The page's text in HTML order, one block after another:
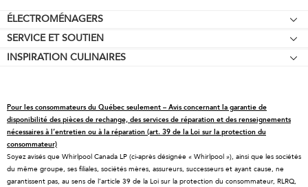
Footer
ÉLECTROMÉNAGERS
Tables de cuisson
Fours encastrés
Fours à micro-ondes
Lave-vaisselle
Broyeurs et compacteurs
Hottes et ventilation
SERVICE ET SOUTIEN
Garantie d'égalisation des prix
Pièces de rechange
Programmes d’entretien
Retours et échanges
Ressources
INSPIRATION CULINAIRES
Contactez-nous
À propos de KitchenAid
Carrières
International
Pour les consommateurs du Québec seulement – Avis concernant la garantie de
disponibilité des pièces de rechange, des services de réparation et des renseignements
nécessaires à l’entretien ou à la réparation (art. 39 de la Loi sur la protection du
consommateur)
Soyez avisés que Whirlpool Canada LP (ci-après désignée « Whirlpool »), ainsi que les sociétés
du même groupe, ses filiales, sociétés mères, assureurs, successeurs et ayant cause, ne
garantissent pas, au sens de l’article 39 de la Loi sur la protection du consommateur, RLRQ,